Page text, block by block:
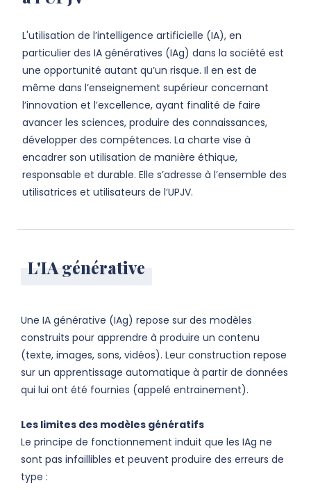
L'utilisation de l’intelligence artificielle (IA), en
particulier des IA génératives (IAg) dans la société est
une opportunité autant qu’un risque. Il en est de
même dans l’enseignement supérieur concernant
l’innovation et l’excellence, ayant finalité de faire
avancer les sciences, produire des connaissances,
développer des compétences. La charte vise à
encadrer son utilisation de manière éthique,
responsable et durable. Elle s’adresse à l’ensemble des
utilisatrices et utilisateurs de l’UPJV.
L'IA générative
Une IA générative (IAg) repose sur des modèles
construits pour apprendre à produire un contenu
(texte, images, sons, vidéos). Leur construction repose
sur un apprentissage automatique à partir de données
qui lui ont été fournies (appelé entrainement).
Les limites des modèles génératifs
Le principe de fonctionnement induit que les IAg ne
sont pas infaillibles et peuvent produire des erreurs de
type :